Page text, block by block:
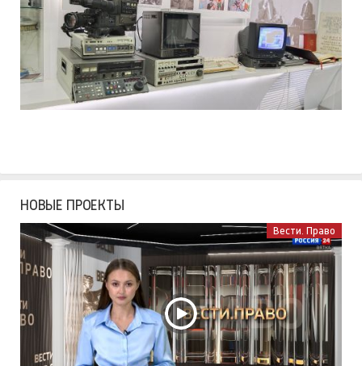
НОВЫЕ ПРОЕКТЫ
Вести. Право